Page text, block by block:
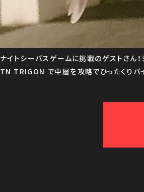
ナイトシーバスゲームに挑戦のゲストさん
TN TRIGON で中層を攻略でひったくりバ